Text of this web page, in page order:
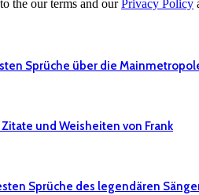
the our terms and ourPrivacy Policy
Sprüche über die
und Weisheiten von Frank
Sprüche des legendären